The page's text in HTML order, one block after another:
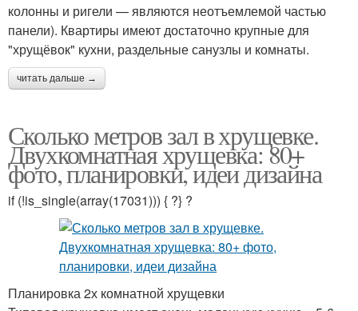
колонны и ригели — являются неотъемлемой частью
панели). Квартиры имеют достаточно крупные для
"хрущёвок" кухни, раздельные санузлы и комнаты.
читать дальше →
Сколько метров зал в хрущевке.
Двухкомнатная хрущевка: 80+
фото, планировки, идеи дизайна
if (!is_single(array(17031))) { ?} ?
Планировка 2х комнатной хрущевки